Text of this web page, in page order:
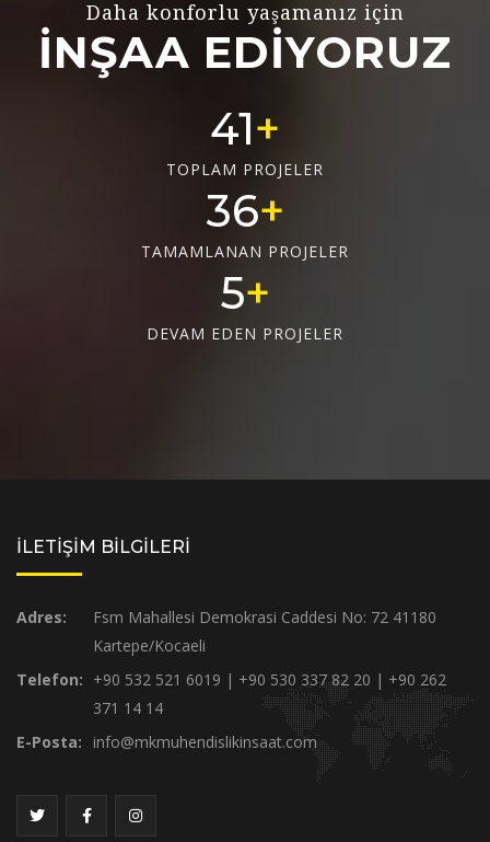
Daha konforlu yaşamanız için
İNŞAA EDİYORUZ
55
TOPLAM PROJELER
48
TAMAMLANAN PROJELER
6
DEVAM EDEN PROJELER
İLETİŞİM BİLGİLERİ
Adres:
Fsm Mahallesi Demokrasi Caddesi No: 72 41180
Kartepe/Kocaeli
Telefon: +90 532 521 6019 | +90 530 337 82 20 | +90 262
371 14 14
E-Posta:
info@mkmuhendislikinsaat.com